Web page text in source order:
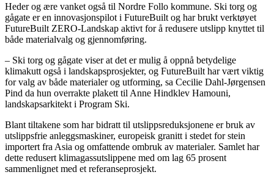
Heder og ære vanket også til Nordre Follo kommune. Ski torg og
gågate er en innovasjonspilot i FutureBuilt og har brukt verktøyet
FutureBuilt ZERO-Landskap aktivt for å redusere utslipp knyttet til
både materialvalg og gjennomføring.
– Ski torg og gågate viser at det er mulig å oppnå betydelige
klimakutt også i landskapsprosjekter, og FutureBuilt har vært viktig
for valg av både materialer og utforming, sa Cecilie Dahl-Jørgensen
Pind da hun overrakte plakett til Anne Hindklev Hamouni,
landskapsarkitekt i Program Ski.
Blant tiltakene som har bidratt til utslippsreduksjonene er bruk av
utslippsfrie anleggsmaskiner, europeisk granitt i stedet for stein
importert fra Asia og omfattende ombruk av materialer. Samlet har
dette redusert klimagassutslippene med om lag 65 prosent
sammenlignet med et referanseprosjekt.